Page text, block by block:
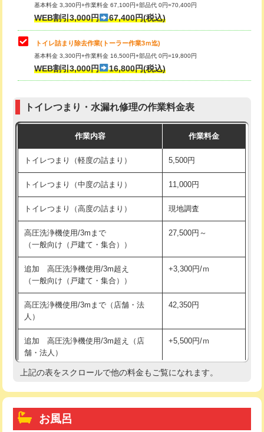
基本料金 3,300円+作業料金 67,100円+部品代 0円=70,400円
WEB割引3,000円 67,400円(税込)
トイレ詰まり除去作業(トーラー作業3ｍ迄)
基本料金 3,300円+作業料金 16,500円+部品代 0円=19,800円
WEB割引3,000円 16,800円(税込)
トイレつまり・水漏れ修理の作業料金表
作業内容 作業料金
トイレつまり（軽度の詰まり） 5,500円
トイレつまり（中度の詰まり） 11,000円
トイレつまり（高度の詰まり） 現地調査
高圧洗浄機使用/3mまで
（一般向け（戸建て・集合））
27,500円～
追加 高圧洗浄機使用/3m超え
（一般向け（戸建て・集合））
+3,300円/ｍ
高圧洗浄機使用/3mまで（店舗・法
人）
42,350円
追加 高圧洗浄機使用/3m超え（店
舗・法人）
+5,500円/ｍ
高度高圧洗浄換 現地調査
トーラー機使用/3mまで
上記の表をスクロールで他の料金もご覧になれます。
お風呂